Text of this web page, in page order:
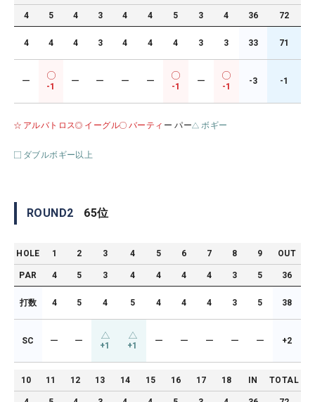
4 5 4 3 4 4 5 3 4 36 72
4 4 4 3 4 4 4 3 3 33 71
ー
-1
ー ー ー ー
-1
ー
-1
-3 -1
アルバトロス イーグル バーティ ー パー ボギー
ダブルボギー以上
ROUND2 65位
HOLE 1 2 3 4 5 6 7 8 9 OUT
PAR 4 5 3 4 4 4 4 3 5 36
打数 4 5 4 5 4 4 4 3 5 38
SC ー ー +1 +1 ー ー ー ー ー +2
10 11 12 13 14 15 16 17 18 IN TOTAL